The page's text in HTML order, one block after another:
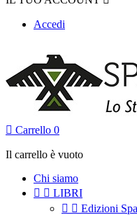
Accedi
 Carrello 0
Il carrello è vuoto
Chi siamo
  LIBRI
  Edizioni